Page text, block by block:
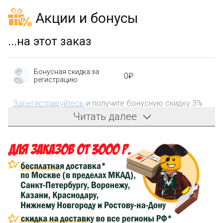
Акции и бонусы
...на этот заказ
Бонусная скидка за
регистрацию
0₽
Зарегистрируйтесь и получите бонусную скидку 3%
на первый заказ!
затрат на доставку
Сделайте заказ на сумму не менее 3 000₽, оплатите
его на карту Сбербанка и получите 150₽ на
компенсацию доставки.
...на следующий заказ
Читать далее